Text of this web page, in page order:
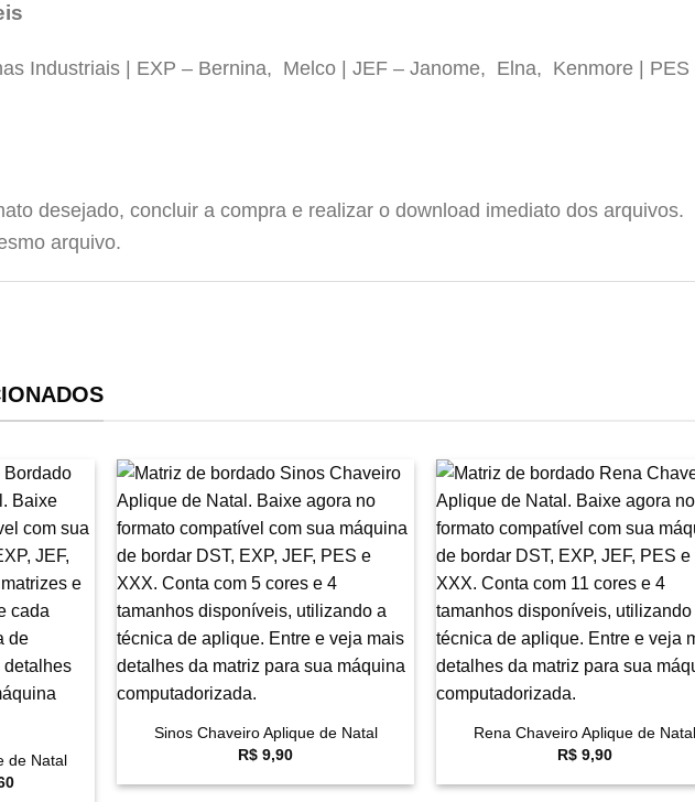
Industriais | EXP – Bernina, Melco | JEF – Janome, Elna, Kenmore |
desejado, concluir a compra e realizar o download imediato dos
arquivo.
de Natal
O
Favoritar
Sinos Chaveiro Aplique de Natal
R$ 9,90
Rena Chaveiro Aplique de Natal
R$ 9,90